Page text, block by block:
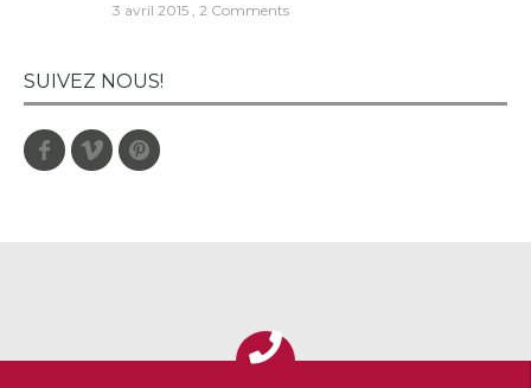
3 avril 2015 , 2 Comments
SUIVEZ NOUS!
Facebook
Vimeo